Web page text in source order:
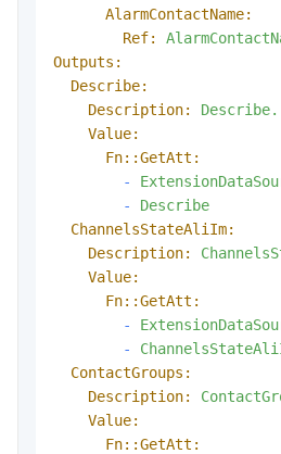
AlarmContactName:
Ref:
Outputs:
Describe:
Description:
Describe.
Value:
Fn::GetAtt:
-
-
Describe
ChannelsStateAliIm:
Description:
Value:
Fn::GetAtt:
-
-
ContactGroups:
Description:
Value:
Fn::GetAtt: